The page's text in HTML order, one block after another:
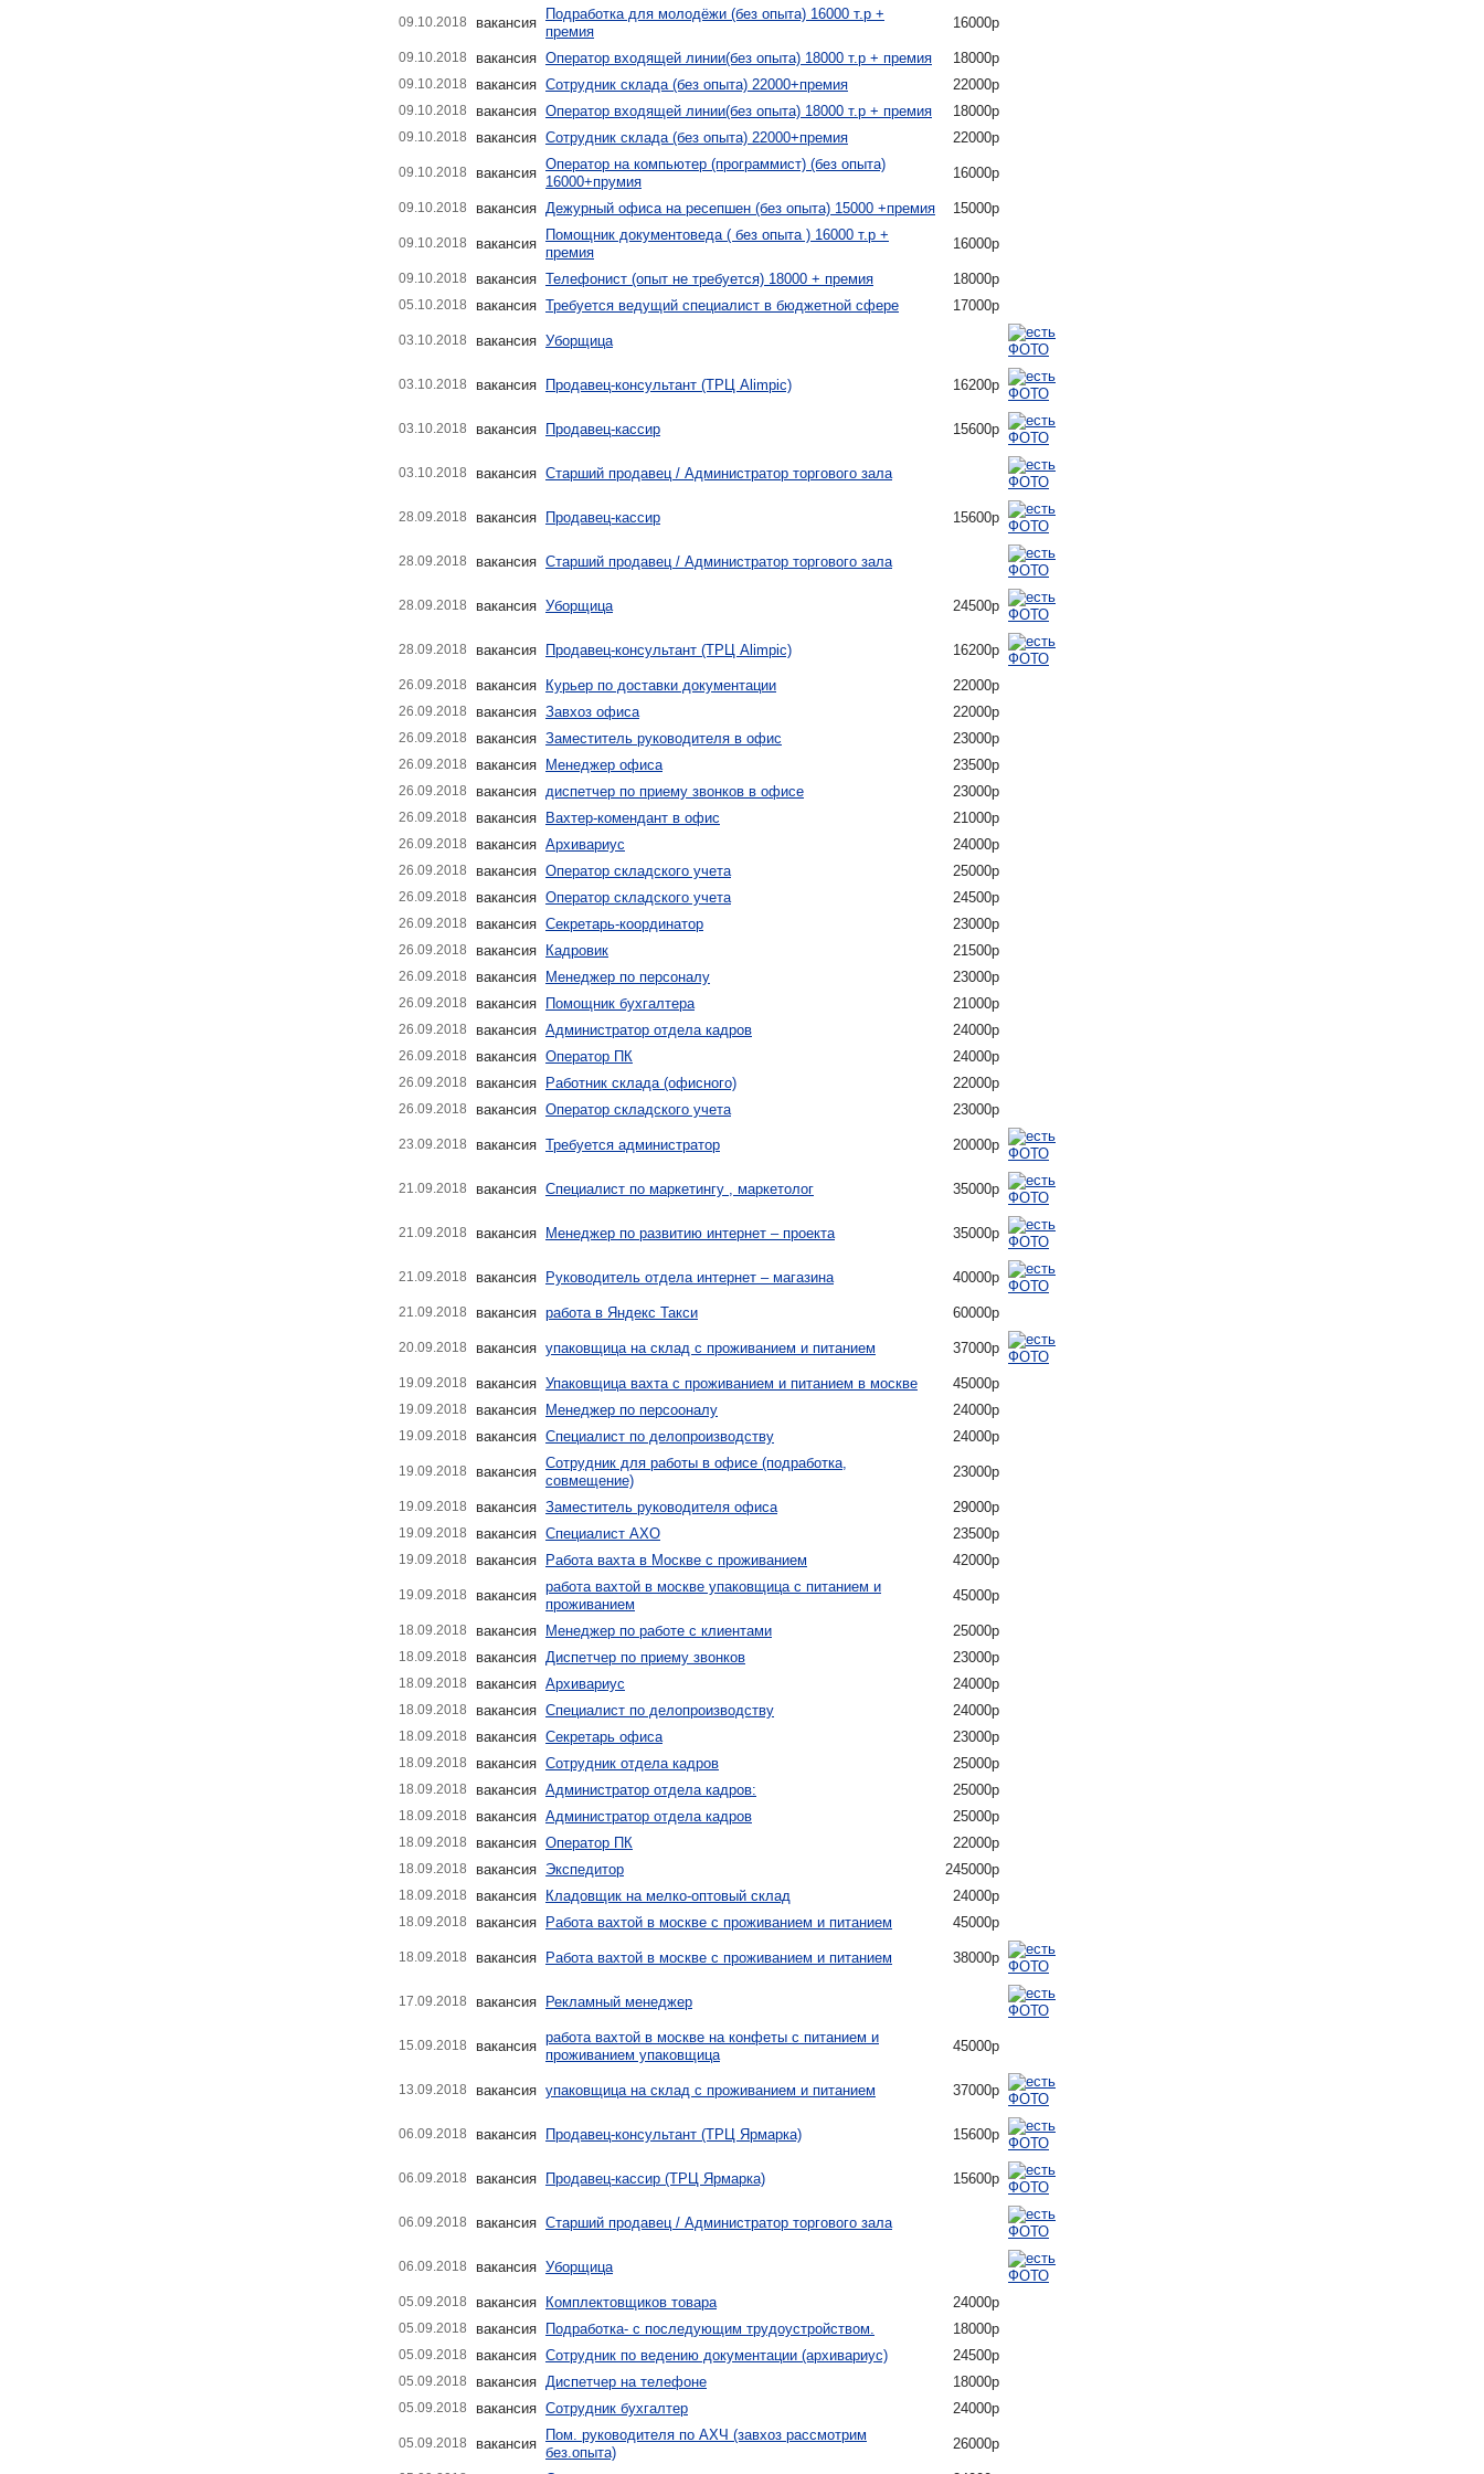
09.10.2018 вакансия
Подработка для молодёжи (без опыта) 16000 т.р +
премия
16000р
09.10.2018 вакансия Оператор входящей линии(без опыта) 18000 т.р + премия 18000р
09.10.2018 вакансия Сотрудник склада (без опыта) 22000+премия 22000р
09.10.2018 вакансия Оператор входящей линии(без опыта) 18000 т.р + премия 18000р
09.10.2018 вакансия Сотрудник склада (без опыта) 22000+премия 22000р
09.10.2018 вакансия
Оператор на компьютер (программист) (без опыта)
16000+прумия
16000р
09.10.2018 вакансия Дежурный офиса на ресепшен (без опыта) 15000 +премия 15000р
09.10.2018 вакансия
Помощник документоведа ( без опыта ) 16000 т.р +
премия
16000р
09.10.2018 вакансия Телефонист (опыт не требуется) 18000 + премия 18000р
05.10.2018 вакансия Требуется ведущий специалист в бюджетной сфере 17000р
03.10.2018 вакансия Уборщица
03.10.2018 вакансия Продавец-консультант (ТРЦ Alimpic) 16200р
03.10.2018 вакансия Продавец-кассир 15600р
03.10.2018 вакансия Старший продавец / Администратор торгового зала
28.09.2018 вакансия Продавец-кассир 15600р
28.09.2018 вакансия Старший продавец / Администратор торгового зала
28.09.2018 вакансия Уборщица 24500р
28.09.2018 вакансия Продавец-консультант (ТРЦ Alimpic) 16200р
26.09.2018 вакансия Курьер по доставки документации 22000р
26.09.2018 вакансия Завхоз офиса 22000р
26.09.2018 вакансия Заместитель руководителя в офис 23000р
26.09.2018 вакансия Менеджер офиса 23500р
26.09.2018 вакансия диспетчер по приему звонков в офисе 23000р
26.09.2018 вакансия Вахтер-комендант в офис 21000р
26.09.2018 вакансия Архивариус 24000р
26.09.2018 вакансия Оператор складского учета 25000р
26.09.2018 вакансия Оператор складского учета 24500р
26.09.2018 вакансия Секретарь-координатор 23000р
26.09.2018 вакансия Кадровик 21500р
26.09.2018 вакансия Менеджер по персоналу 23000р
26.09.2018 вакансия Помощник бухгалтера 21000р
26.09.2018 вакансия Администратор отдела кадров 24000р
26.09.2018 вакансия Оператор ПК 24000р
26.09.2018 вакансия Работник склада (офисного) 22000р
26.09.2018 вакансия Оператор складского учета 23000р
23.09.2018 вакансия Требуется администратор 20000р
21.09.2018 вакансия Специалист по маркетингу , маркетолог 35000р
21.09.2018 вакансия Менеджер по развитию интернет – проекта 35000р
21.09.2018 вакансия Руководитель отдела интернет – магазина 40000р
21.09.2018 вакансия работа в Яндекс Такси 60000р
20.09.2018 вакансия упаковщица на склад с проживанием и питанием 37000р
19.09.2018 вакансия Упаковщица вахта с проживанием и питанием в москве 45000р
19.09.2018 вакансия Менеджер по персооналу 24000р
19.09.2018 вакансия Специалист по делопроизводству 24000р
19.09.2018 вакансия
Сотрудник для работы в офисе (подработка,
совмещение)
23000р
19.09.2018 вакансия Заместитель руководителя офиса 29000р
19.09.2018 вакансия Специалист АХО 23500р
19.09.2018 вакансия Работа вахта в Москве с проживанием 42000р
19.09.2018 вакансия
работа вахтой в москве упаковщица с питанием и
проживанием
45000р
18.09.2018 вакансия Менеджер по работе с клиентами 25000р
18.09.2018 вакансия Диспетчер по приему звонков 23000р
18.09.2018 вакансия Архивариус 24000р
18.09.2018 вакансия Специалист по делопроизводству 24000р
18.09.2018 вакансия Секретарь офиса 23000р
18.09.2018 вакансия Сотрудник отдела кадров 25000р
18.09.2018 вакансия Администратор отдела кадров: 25000р
18.09.2018 вакансия Администратор отдела кадров 25000р
18.09.2018 вакансия Оператор ПК 22000р
18.09.2018 вакансия Экспедитор 245000р
18.09.2018 вакансия Кладовщик на мелко-оптовый склад 24000р
18.09.2018 вакансия Работа вахтой в москве с проживанием и питанием 45000р
18.09.2018 вакансия Работа вахтой в москве с проживанием и питанием 38000р
17.09.2018 вакансия Рекламный менеджер
15.09.2018 вакансия
работа вахтой в москве на конфеты с питанием и
проживанием упаковщица
45000р
13.09.2018 вакансия упаковщица на склад с проживанием и питанием 37000р
06.09.2018 вакансия Продавец-консультант (ТРЦ Ярмарка) 15600р
06.09.2018 вакансия Продавец-кассир (ТРЦ Ярмарка) 15600р
06.09.2018 вакансия Старший продавец / Администратор торгового зала
06.09.2018 вакансия Уборщица
05.09.2018 вакансия Комплектовщиков товара 24000р
05.09.2018 вакансия Подработка- с последующим трудоустройством. 18000р
05.09.2018 вакансия Сотрудник по ведению документации (архивариус) 24500р
05.09.2018 вакансия Диспетчер на телефоне 18000р
05.09.2018 вакансия Сотрудник бухгалтер 24000р
05.09.2018 вакансия
Пом. руководителя по АХЧ (завхоз рассмотрим
без.опыта)
26000р